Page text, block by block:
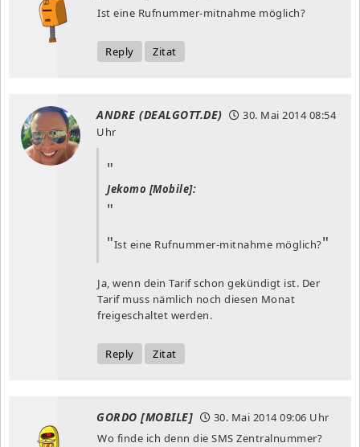
Ist eine Rufnummer-mitnahme möglich?
Reply Zitat
ANDRE (DEALGOTT.DE) 30. Mai 201408:54
Uhr
Jekomo [Mobile]:
Ist eine Rufnummer-mitnahme möglich?
Ja, wenn dein Tarif schon gekündigt ist. Der
Tarif muss nämlich noch diesen Monat
freigeschaltet werden.
Reply Zitat
GORDO [MOBILE] 30. Mai 201409:06 Uhr
Wo finde ich denn die SMS Zentralnummer?